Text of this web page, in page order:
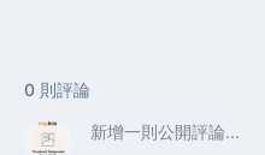
0 則評論